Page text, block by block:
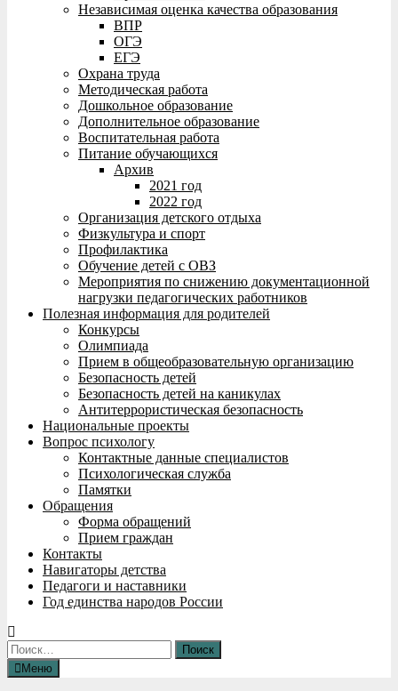
Независимая оценка качества образования
ВПР
ОГЭ
ЕГЭ
Охрана труда
Методическая работа
Дошкольное образование
Дополнительное образование
Воспитательная работа
Питание обучающихся
Архив
2021 год
2022 год
Организация детского отдыха
Физкультура и спорт
Профилактика
Обучение детей с ОВЗ
Мероприятия по снижению документационной
нагрузки педагогических работников
Полезная информация для родителей
Конкурсы
Олимпиада
Прием в общеобразовательную организацию
Безопасность детей
Безопасность детей на каникулах
Антитеррористическая безопасность
Национальные проекты
Вопрос психологу
Контактные данные специалистов
Психологическая служба
Памятки
Обращения
Форма обращений
Прием граждан
Контакты
Навигаторы детства
Педагоги и наставники
Год единства народов России
Найти:
Меню